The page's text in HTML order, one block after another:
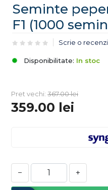
Seminte
F1 (1000
Scrie o
Disponibilitate: In stoc
Pret vechi: 367.00lei
359.00 lei
− +